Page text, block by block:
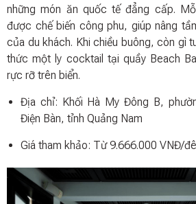
những món ăn quốc tế đẳng cấp.
được chế biến công phu, giúp nâng
của du khách. Khi chiều buông, còn gì
thức một ly cocktail tại quầy Beach
rực rỡ trên biển.
Địa chỉ: Khối Hà My Đông B,
Điện Bàn, tỉnh Quảng Nam
Giá tham khảo: Từ 9.666.000 VNĐ/